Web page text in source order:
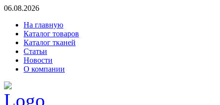
06.08.2026
На главную
Каталог товаров
Каталог тканей
Статьи
Новости
О компании